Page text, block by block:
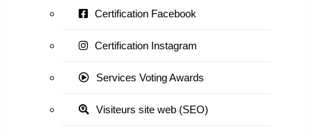
Certification Facebook
Certification Instagram
Services Voting Awards
Visiteurs site web (SEO)